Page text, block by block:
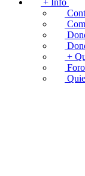
+ Info
+
Foro